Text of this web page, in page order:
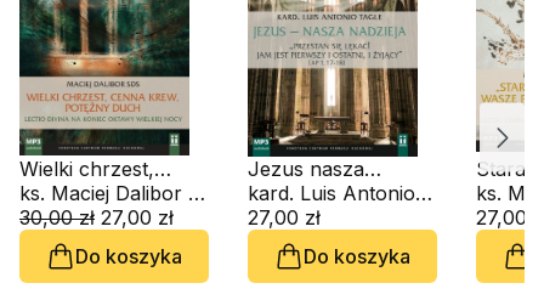
Wielki chrzest,
cenna Krew,
potężny Duch.
Lectio divina na
koniec oktawy
Wielkiej Nocy
ks. Maciej Dalibor SDS
30,00 zł 27,00 zł
Do koszyka
Jezus nasza
nadzieja (CD-
audiobook)
kard. Luis Antonio G. Tagle
27,00 zł
Do koszyka
Lectio
Piotra
27,00